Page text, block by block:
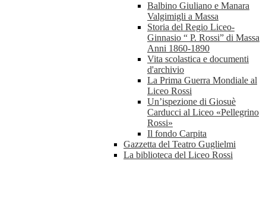
Balbino Giuliano e Manara
Valgimigli a Massa
Storia del Regio Liceo-
Ginnasio “ P. Rossi” di Massa
Anni 1860-1890
Vita scolastica e documenti
d'archivio
La Prima Guerra Mondiale al
Liceo Rossi
Un’ispezione di Giosuè
Carducci al Liceo «Pellegrino
Rossi»
Il fondo Carpita
Gazzetta del Teatro Guglielmi
La biblioteca del Liceo Rossi